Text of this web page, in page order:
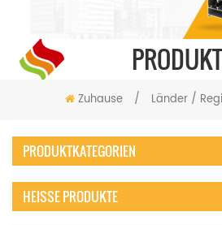
Zuhause / Länder /
PRODUKTKATEGORIEN
HEISSE PRODUKTE